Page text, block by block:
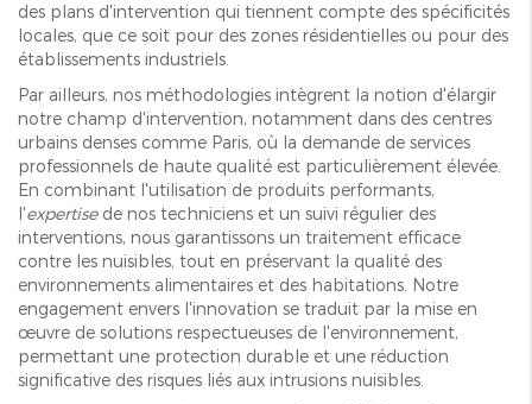
des plans d'intervention qui tiennent compte des spécificités
locales, que ce soit pour des zones résidentielles ou pour des
établissements industriels.
Par ailleurs, nos méthodologies intègrent la notion d'élargir
notre champ d'intervention, notamment dans des centres
urbains denses comme Paris, où la demande de services
professionnels de haute qualité est particulièrement élevée.
En combinant l'utilisation de produits performants,
l'expertisede nos techniciens et un suivi régulier des
interventions, nous garantissons un traitement efficace
contre les nuisibles, tout en préservant la qualité des
environnements alimentaires et des habitations. Notre
engagement envers l'innovation se traduit par la mise en
œuvre de solutions respectueuses de l'environnement,
permettant une protection durable et une réduction
significative des risques liés aux intrusions nuisibles.